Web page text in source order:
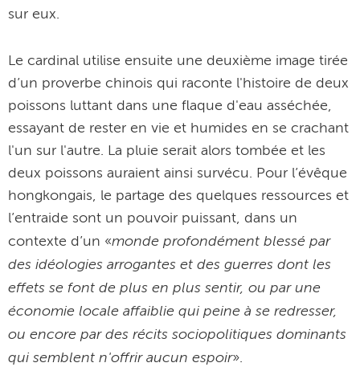
sur eux.
Le cardinal utilise ensuite une deuxième image tirée
d’un proverbe chinois qui raconte l'histoire de deux
poissons luttant dans une flaque d'eau asséchée,
essayant de rester en vie et humides en se crachant
l'un sur l'autre. La pluie serait alors tombée et les
deux poissons auraient ainsi survécu. Pour l’évêque
hongkongais, le partage des quelques ressources et
l’entraide sont un pouvoir puissant, dans un
contexte d’un «monde profondément blessé par
des idéologies arrogantes et des guerres dont les
effets se font de plus en plus sentir, ou par une
économie locale affaiblie qui peine à se redresser,
ou encore par des récits sociopolitiques dominants
qui semblent n'offrir aucun espoir».